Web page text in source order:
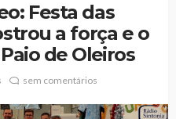
Festa das
a força e o
de Oleiros
sem comentários